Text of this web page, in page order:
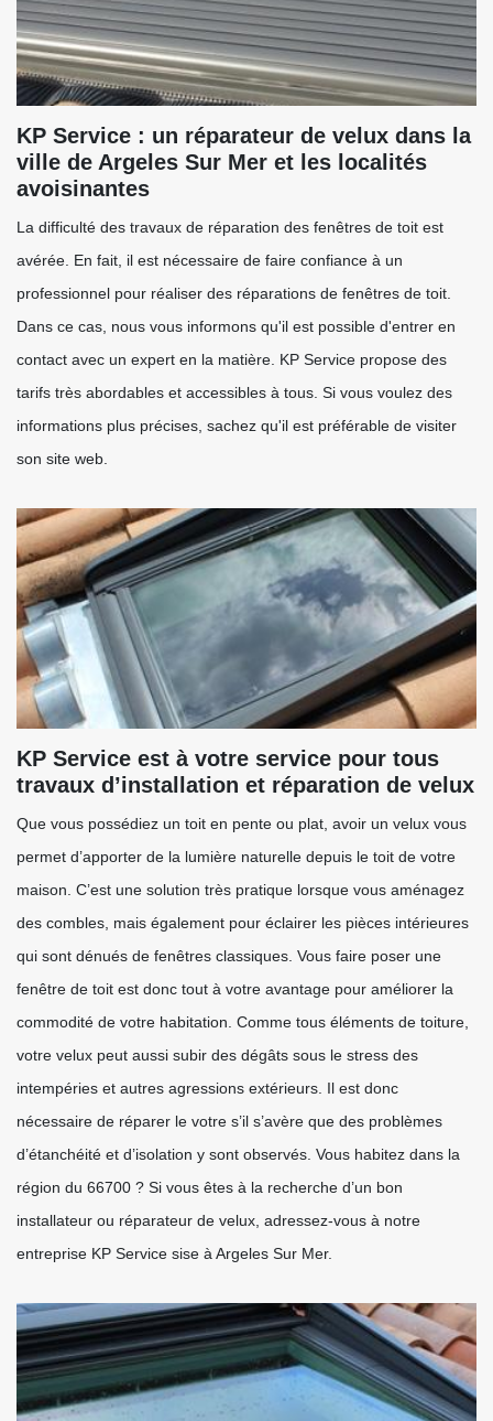
KP Service : un réparateur de velux dans la
ville de Argeles Sur Mer et les localités
avoisinantes
La difficulté des travaux de réparation des fenêtres de toit est
avérée. En fait, il est nécessaire de faire confiance à un
professionnel pour réaliser des réparations de fenêtres de toit.
Dans ce cas, nous vous informons qu'il est possible d'entrer en
contact avec un expert en la matière. KP Service propose des
tarifs très abordables et accessibles à tous. Si vous voulez des
informations plus précises, sachez qu'il est préférable de visiter
son site web.
KP Service est à votre service pour tous
travaux d’installation et réparation de velux
Que vous possédiez un toit en pente ou plat, avoir un velux vous
permet d’apporter de la lumière naturelle depuis le toit de votre
maison. C’est une solution très pratique lorsque vous aménagez
des combles, mais également pour éclairer les pièces intérieures
qui sont dénués de fenêtres classiques. Vous faire poser une
fenêtre de toit est donc tout à votre avantage pour améliorer la
commodité de votre habitation. Comme tous éléments de toiture,
votre velux peut aussi subir des dégâts sous le stress des
intempéries et autres agressions extérieurs. Il est donc
nécessaire de réparer le votre s’il s’avère que des problèmes
d’étanchéité et d’isolation y sont observés. Vous habitez dans la
région du 66700 ? Si vous êtes à la recherche d’un bon
installateur ou réparateur de velux, adressez-vous à notre
entreprise KP Service sise à Argeles Sur Mer.